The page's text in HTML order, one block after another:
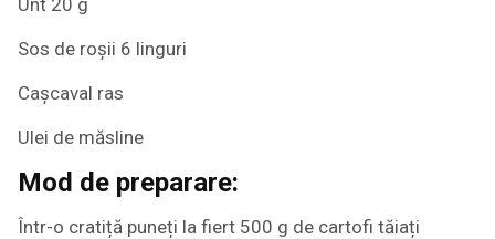
Unt 20 g
Sos de roșii 6 linguri
Cașcaval ras
Ulei de măsline
Mod de preparare:
Într-o cratiță puneți la fiert 500 g de cartofi tăiați